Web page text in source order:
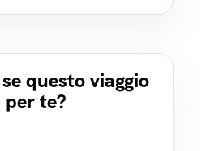
questo viaggio
per te?